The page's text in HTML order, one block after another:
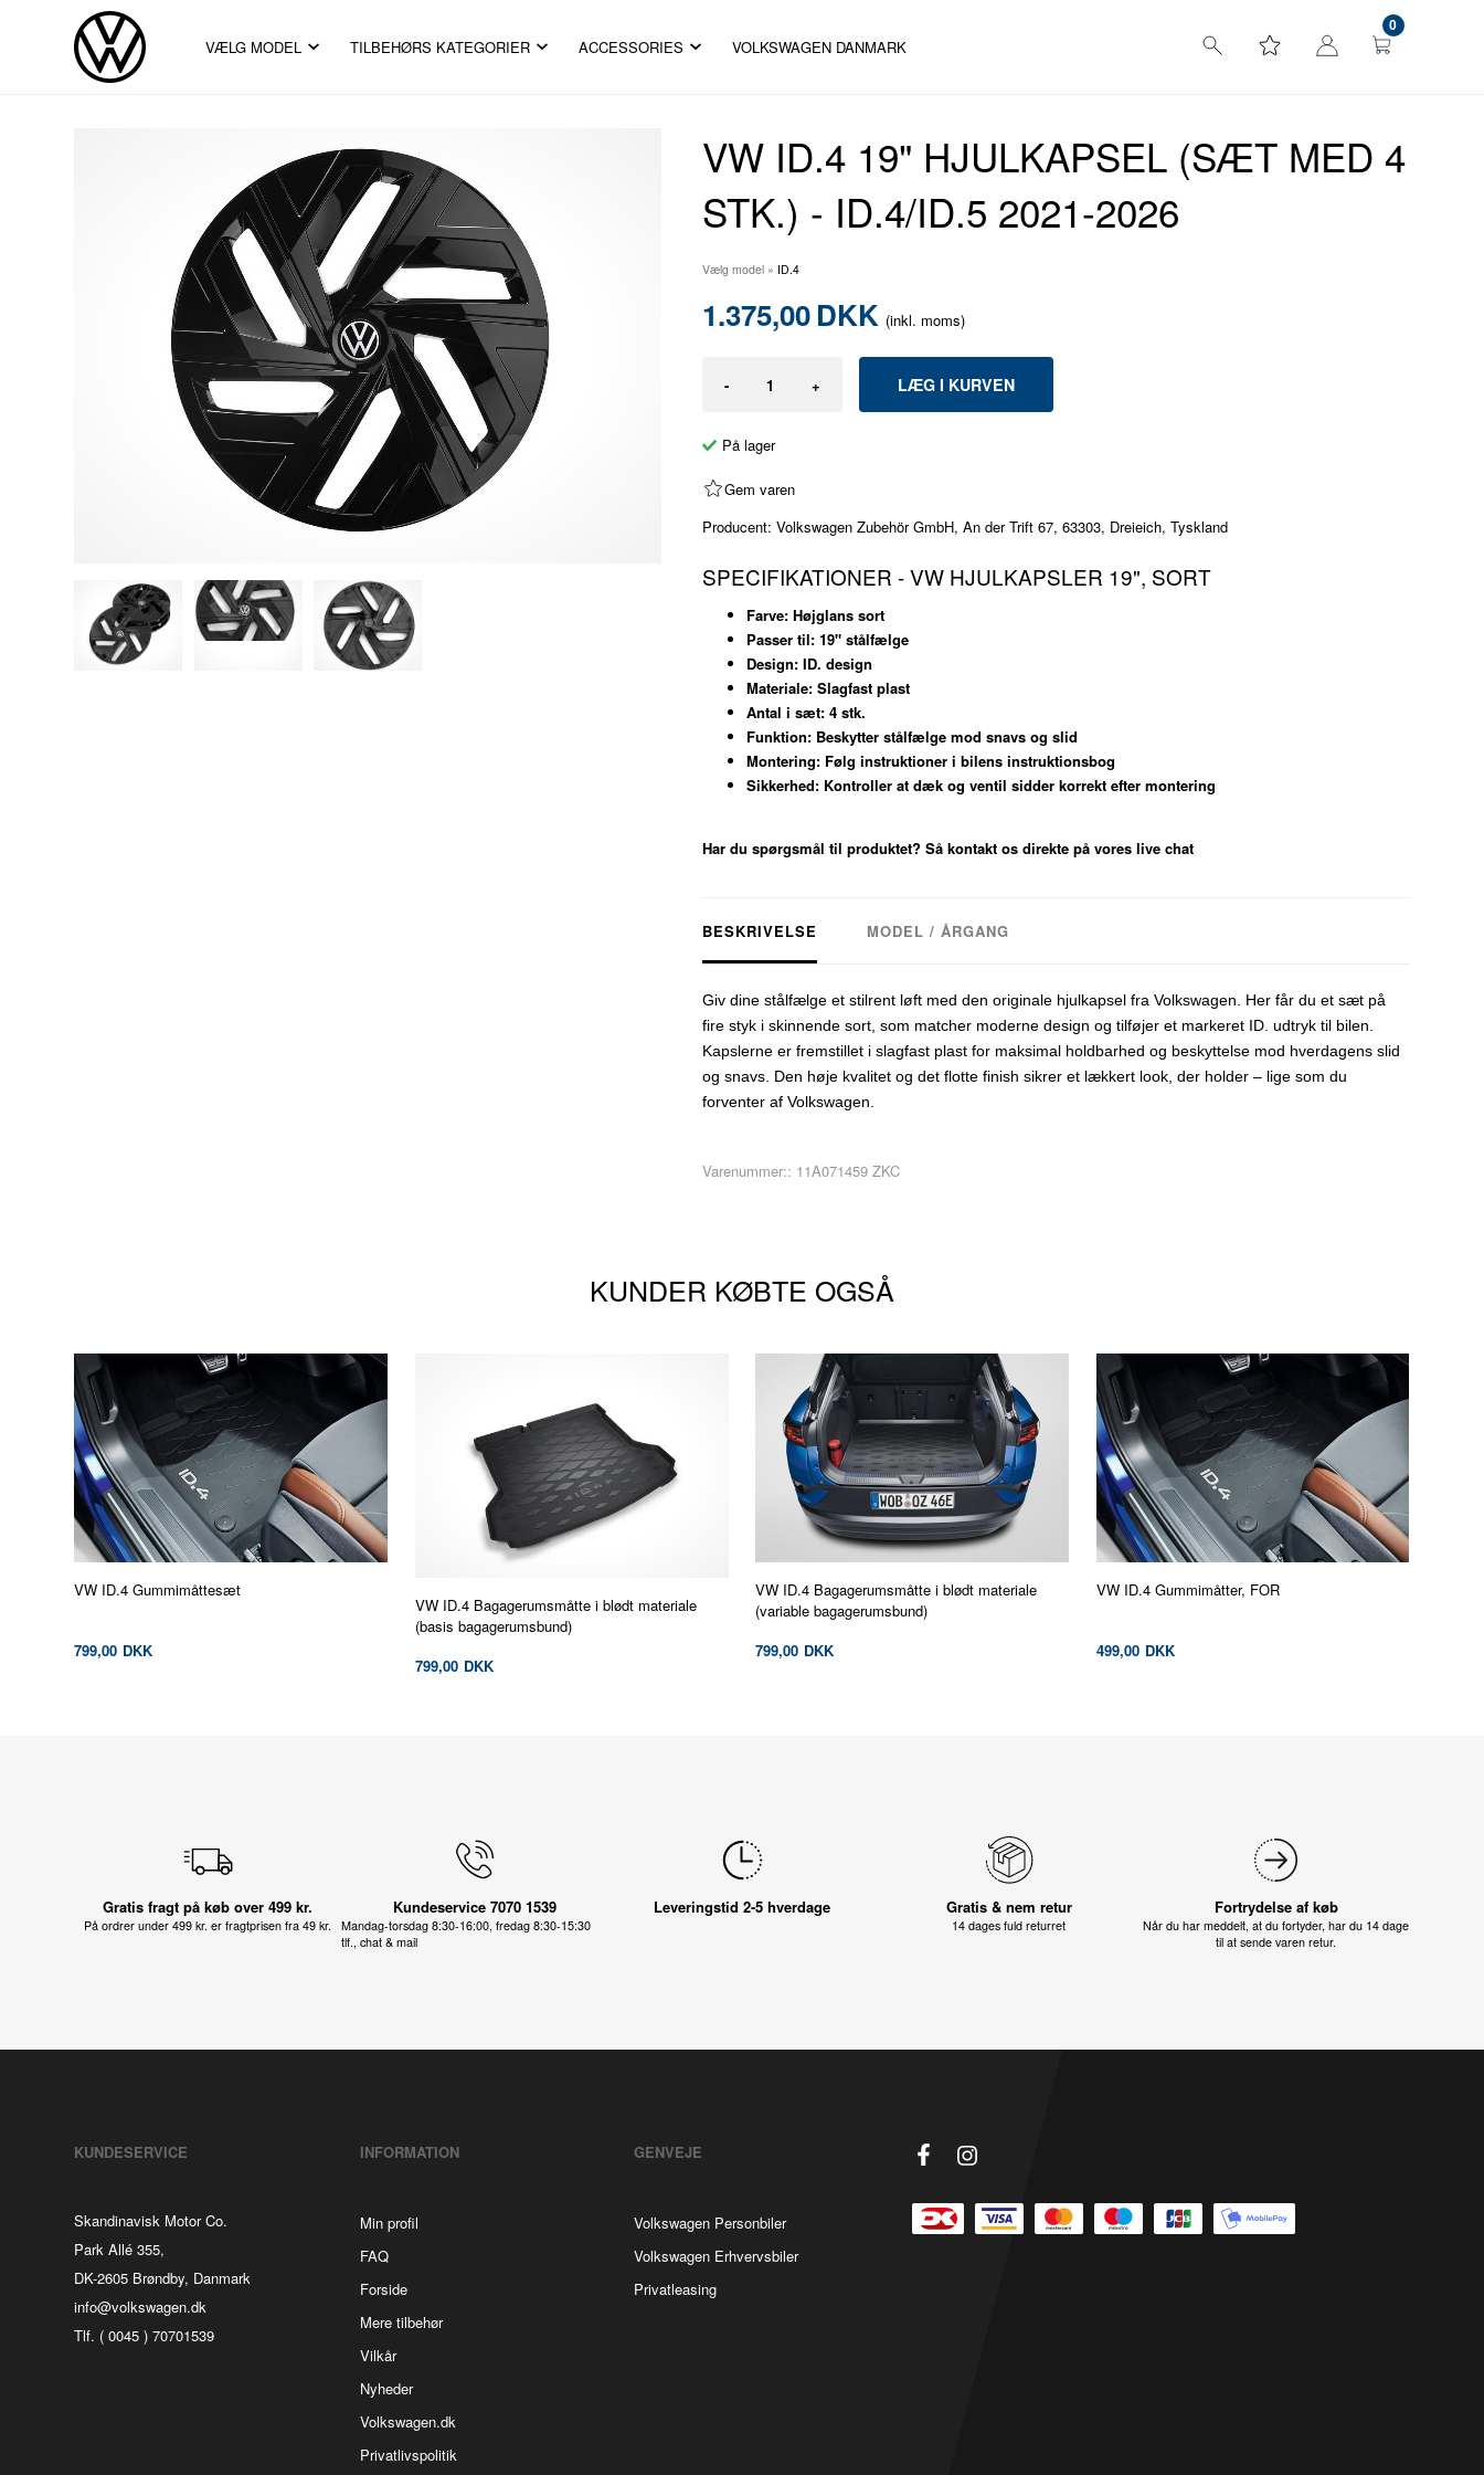
VÆLG MODEL TILBEHØRS KATEGORIER ACCESSORIES VOLKSWAGEN DANMARK
0
VW ID.4 19" HJULKAPSEL (SÆT MED 4
STK.) - ID.4/ID.5 2021-2026
Vælg model» ID.4
1.375,00DKK (inkl. moms)
- +
På lager
Gem varen
Producent: Volkswagen Zubehör GmbH, An der Trift 67, 63303, Dreieich, Tyskland
SPECIFIKATIONER - VW HJULKAPSLER 19", SORT
Farve:Højglans sort
Passer til:19" stålfælge
Design:ID. design
Materiale:Slagfast plast
Antal i sæt:4 stk.
Funktion:Beskytter stålfælge mod snavs og slid
Montering:Følg instruktioner i bilens instruktionsbog
Sikkerhed:Kontroller at dæk og ventil sidder korrekt efter montering
Har du spørgsmål til produktet? Så kontakt os direkte på vores live chat
BESKRIVELSE MODEL / ÅRGANG
Giv dine stålfælge et stilrent løft med den originale hjulkapsel fra Volkswagen. Her får du et sæt på
fire styk i skinnende sort, som matcher moderne design og tilføjer et markeret ID. udtryk til bilen.
Kapslerne er fremstillet i slagfast plast for maksimal holdbarhed og beskyttelse mod hverdagens slid
og snavs. Den høje kvalitet og det flotte finish sikrer et lækkert look, der holder – lige som du
forventer af Volkswagen.
Varenummer:: 11A071459 ZKC
KUNDER KØBTE OGSÅ
VW ID.4 Gummimåttesæt
799,00 DKK
VW ID.4 Bagagerumsmåtte i blødt materiale
(basis bagagerumsbund)
799,00 DKK
VW ID.4 Bagagerumsmåtte i blødt materiale
(variable bagagerumsbund)
799,00 DKK
VW ID.4 Gummimåtter, FOR
499,00 DKK
Gratis fragt på køb over 499 kr.
På ordrer under 499 kr. er fragtprisen fra 49 kr.
Kundeservice 7070 1539
Mandag-torsdag 8:30-16:00, fredag 8:30-15:30
tlf., chat & mail
Leveringstid 2-5 hverdage Gratis & nem retur
14 dages fuld returret
Fortrydelse af køb
Når du har meddelt, at du fortyder, har du 14 dage
til at sende varen retur.
KUNDESERVICE
Skandinavisk Motor Co.
Park Allé 355,
DK-2605 Brøndby, Danmark
info@volkswagen.dk
Tlf. ( 0045 ) 70701539
INFORMATION
Min profil
FAQ
Forside
Mere tilbehør
Vilkår
Nyheder
Volkswagen.dk
Privatlivspolitik
GENVEJE
Volkswagen Personbiler
Volkswagen Erhvervsbiler
Privatleasing